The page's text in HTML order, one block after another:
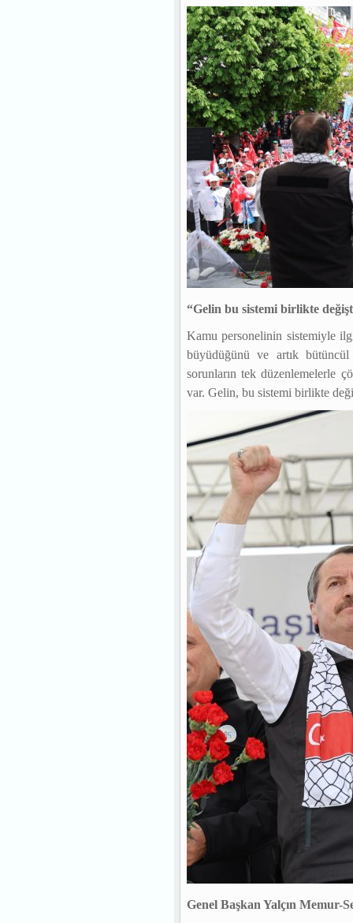
“Gelin bu sistemi birlikte
Kamu personelinin sistemiyle
büyüdüğünü ve artık
sorunların tek düzenlemelerle
var. Gelin, bu sistemi birlikte
Genel Başkan Yalçın Memur-